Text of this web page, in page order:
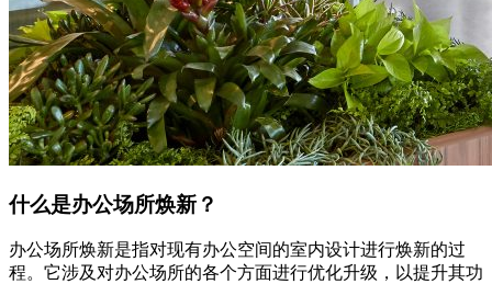
什么是办公场所焕新？
办公场所焕新是指对现有办公空间的室内设计进行焕新的过
程。它涉及对办公场所的各个方面进行优化升级，以提升其功